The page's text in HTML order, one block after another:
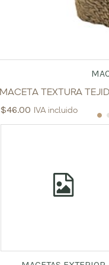
MACETA TEXTURA
$46.00 IVA incluido